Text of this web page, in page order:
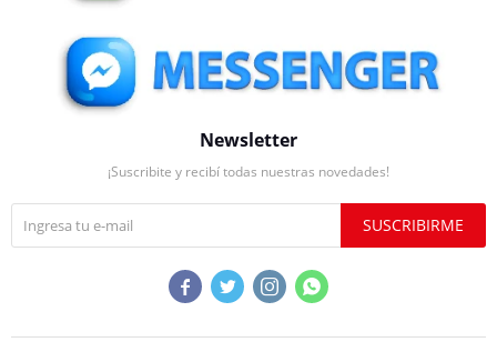
Newsletter
¡Suscribite y recibí todas nuestras novedades!
SUSCRIBIRME
   